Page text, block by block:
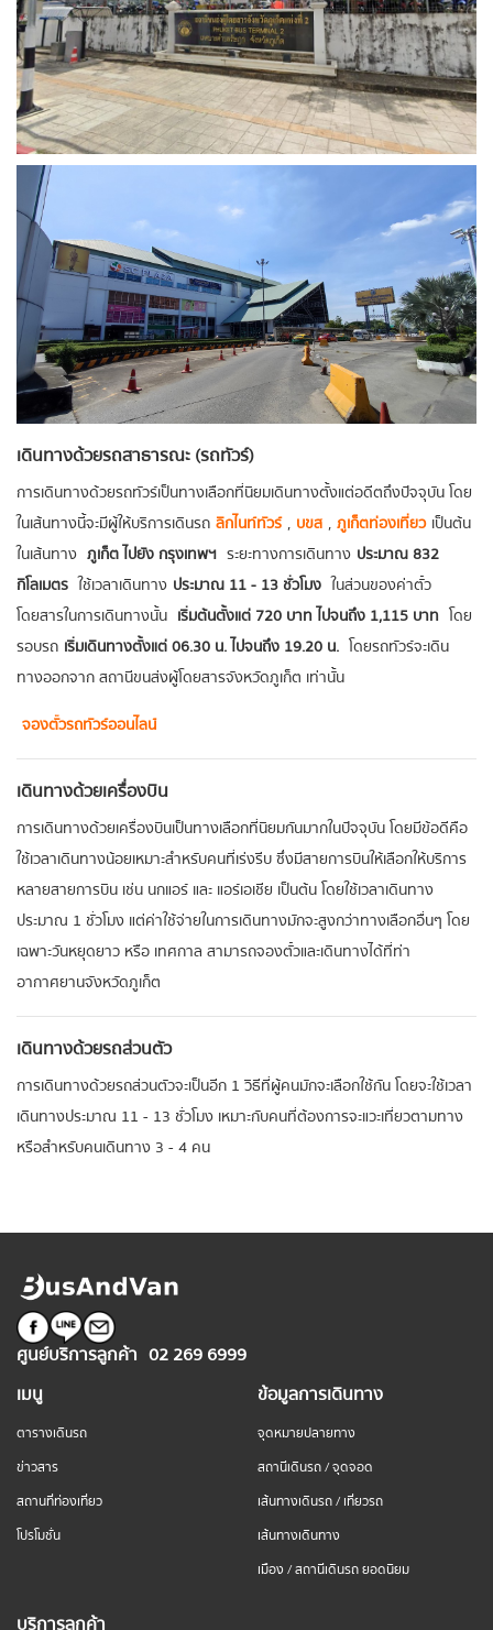
เดินทางด้วยรถสาธารณะ (รถทัวร์)
การเดินทางด้วยรถทัวร์เป็นทางเลือกที่นิยมเดินทางตั้งแต่อดีตถึงปัจจุบัน โดย
ในเส้นทางนี้จะมีผู้ให้บริการเดินรถ ลิกไนท์ทัวร์ , บขส , ภูเก็ตท่องเที่ยว เป็นต้น
ในเส้นทาง ภูเก็ต ไปยัง กรุงเทพฯ ระยะทางการเดินทาง ประมาณ 832
กิโลเมตร ใช้เวลาเดินทาง ประมาณ 11 - 13 ชั่วโมง ในส่วนของค่าตั๋ว
โดยสารในการเดินทางนั้น เริ่มต้นตั้งแต่ 720 บาท ไปจนถึง 1,115 บาท โดย
รอบรถ เริ่มเดินทางตั้งแต่ 06.30 น. ไปจนถึง 19.20 น. โดยรถทัวร์จะเดิน
ทางออกจาก สถานีขนส่งผู้โดยสารจังหวัดภูเก็ต เท่านั้น
จองตั๋วรถทัวร์ออนไลน์
เดินทางด้วยเครื่องบิน
การเดินทางด้วยเครื่องบินเป็นทางเลือกที่นิยมกันมากในปัจจุบัน โดยมีข้อดีคือ
ใช้เวลาเดินทางน้อยเหมาะสำหรับคนที่เร่งรีบ ซึ่งมีสายการบินให้เลือกให้บริการ
หลายสายการบิน เช่น นกแอร์ และ แอร์เอเชีย เป็นต้น โดยใช้เวลาเดินทาง
ประมาณ 1 ชั่วโมง แต่ค่าใช้จ่ายในการเดินทางมักจะสูงกว่าทางเลือกอื่นๆ โดย
เฉพาะวันหยุดยาว หรือ เทศกาล สามารถจองตั๋วและเดินทางได้ที่ท่า
อากาศยานจังหวัดภูเก็ต
เดินทางด้วยรถส่วนตัว
การเดินทางด้วยรถส่วนตัวจะเป็นอีก 1 วิธีที่ผู้คนมักจะเลือกใช้กัน โดยจะใช้เวลา
เดินทางประมาณ 11 - 13 ชั่วโมง เหมาะกับคนที่ต้องการจะแวะเที่ยวตามทาง
หรือสำหรับคนเดินทาง 3 - 4 คน
ศูนย์บริการลูกค้า 02 269 6999
เมนู
ตารางเดินรถ
ข่าวสาร
สถานที่ท่องเที่ยว
โปรโมชั่น
ข้อมูลการเดินทาง
จุดหมายปลายทาง
สถานีเดินรถ / จุดจอด
เส้นทางเดินรถ / เที่ยวรถ
เส้นทางเดินทาง
เมือง / สถานีเดินรถ ยอดนิยม
บริการลูกค้า